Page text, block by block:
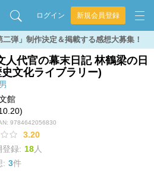
ログイン 新規会員登録
二弾」制作決定＆掲載する感想大募集！
人代官の幕末日記 林鶴梁の日
文化ライブラリー)
館
9784642056830
3.20
登録: 18人
: 3件